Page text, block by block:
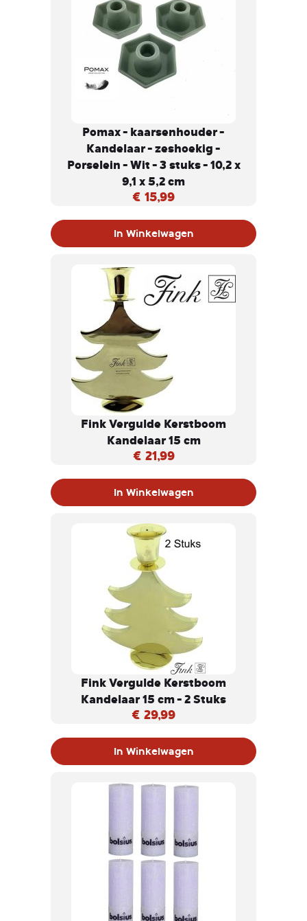
Pomax - kaarsenhouder -
Kandelaar - zeshoekig -
Porselein - Wit - 3 stuks - 10,2 x
9,1 x 5,2 cm
€ 15,99
In Winkelwagen
Fink Vergulde Kerstboom
Kandelaar 15 cm
€ 21,99
In Winkelwagen
Fink Vergulde Kerstboom
Kandelaar 15 cm - 2 Stuks
€ 29,99
In Winkelwagen